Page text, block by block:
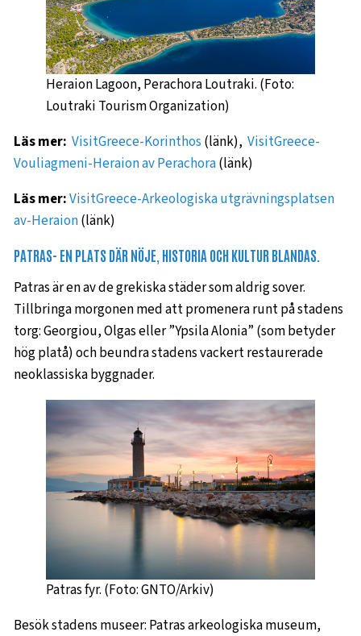
Heraion Lagoon, Perachora Loutraki. (Foto:
Loutraki Tourism Organization)
Läs mer: VisitGreece-Korinthos (länk), VisitGreece-
Vouliagmeni-Heraion av Perachora(länk)
Läs mer:VisitGreece-Arkeologiska utgrävningsplatsen
av-Heraion(länk)
PATRAS- EN PLATS DÄR NÖJE, HISTORIA OCH KULTUR BLANDAS.
Patras är en av de grekiska städer som aldrig sover.
Tillbringa morgonen med att promenera runt på stadens
torg: Georgiou, Olgas eller ”Ypsila Alonia” (som betyder
hög platå) och beundra stadens vackert restaurerade
neoklassiska byggnader.
Patras fyr. (Foto: GNTO/Arkiv)
Besök stadens museer: Patras arkeologiska museum,